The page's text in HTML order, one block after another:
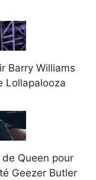
Barry Williams
Lollapalooza
Queen pour
Geezer Butler